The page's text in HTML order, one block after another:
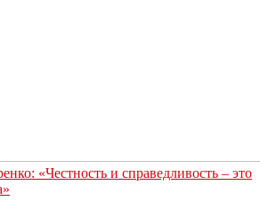
«Честность и справедливость – это